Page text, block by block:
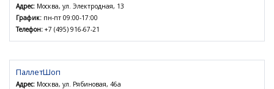
Адрес: Москва, ул. Электродная, 13
График: пн-пт 09:00-17:00
Телефон: +7 (495) 916-67-21
ПаллетШоп
Адрес: Москва, ул. Рябиновая, 46а